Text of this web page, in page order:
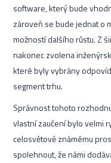
software, který bude
zároveň se bude jednat o
možností dalšího růstu. Z
nakonec zvolena
které byly vybrány
segment trhu.
Správnost tohoto
vlastní zaučení bylo velmi
celosvětově známému
spolehnout, že námi